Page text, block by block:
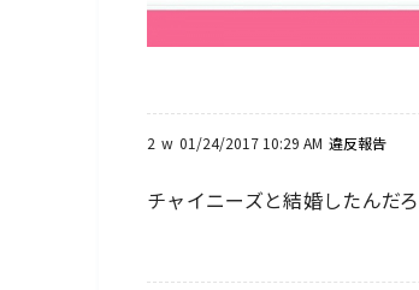
2 w 01/24/2017 10:29 AM 違反報告
チャイニーズと結婚したんだ